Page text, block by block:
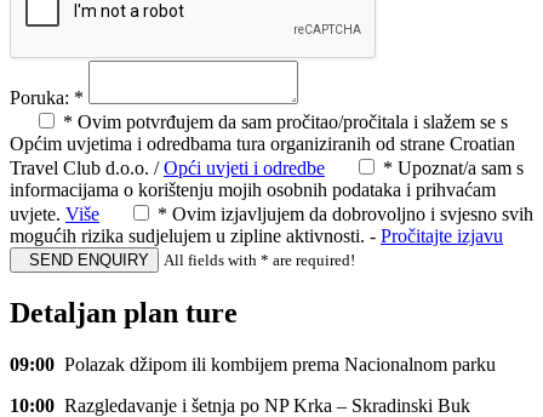
Poruka: *
* Ovim potvrđujem da sam pročitao/pročitala i slažem se s
Općim uvjetima i odredbama tura organiziranih od strane Croatian
Travel Club d.o.o. /Opći uvjeti i odredbe
* Upoznat/a sam s
informacijama o korištenju mojih osobnih podataka i prihvaćam
uvjete. Više
* Ovim izjavljujem da dobrovoljno i svjesno svih
mogućih rizika sudjelujem u zipline aktivnosti. - Pročitajte izjavu
SEND ENQUIRY All fields with * are required!
Detaljan plan ture
09:00 Polazak džipom ili kombijem prema Nacionalnom parku
10:00 Razgledavanje i šetnja po NP Krka – Skradinski Buk